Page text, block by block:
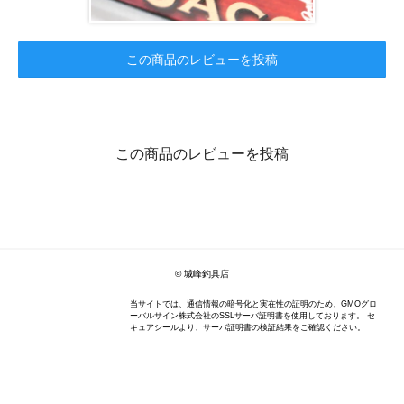
この商品のレビューを投稿
この商品のレビューを投稿
© 城峰釣具店
当サイトでは、通信情報の暗号化と実在性の証明のため、GMOグロ
ーバルサイン株式会社のSSLサーバ証明書を使用しております。 セ
キュアシールより、サーバ証明書の検証結果をご確認ください。